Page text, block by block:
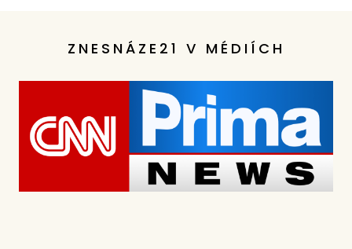
ZNESNÁZE21 V MÉDIÍCH